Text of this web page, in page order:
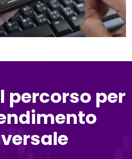
percorso per